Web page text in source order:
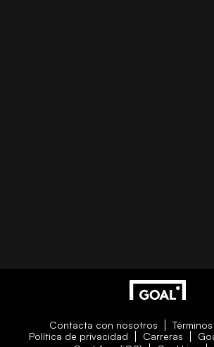
Contacta con nosotros
Política de privacidad
Carreras